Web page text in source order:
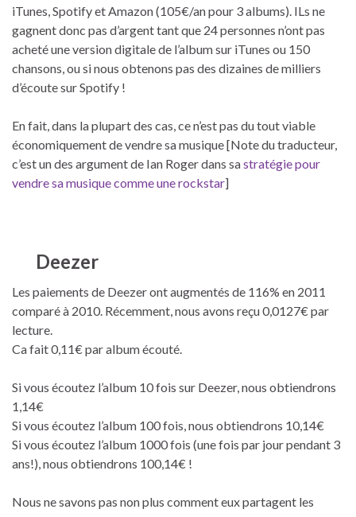
iTunes, Spotify et Amazon (105€/an pour 3 albums). ILs ne
gagnent donc pas d’argent tant que 24 personnes n’ont pas
acheté une version digitale de l’album sur iTunes ou 150
chansons, ou si nous obtenons pas des dizaines de milliers
d’écoute sur Spotify !
En fait, dans la plupart des cas, ce n’est pas du tout viable
économiquement de vendre sa musique [Note du traducteur,
c’est un des argument de Ian Roger dans sastratégie pour
vendre sa musique comme une rockstar]
Deezer
Les paiements de Deezer ont augmentés de 116% en 2011
comparé à 2010. Récemment, nous avons reçu 0,0127€ par
lecture.
Ca fait 0,11€ par album écouté.
Si vous écoutez l’album 10 fois sur Deezer, nous obtiendrons
1,14€
Si vous écoutez l’album 100 fois, nous obtiendrons 10,14€
Si vous écoutez l’album 1000 fois (une fois par jour pendant 3
ans!), nous obtiendrons 100,14€ !
Nous ne savons pas non plus comment eux partagent les